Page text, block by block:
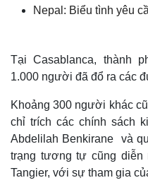
Nepal: Biểu tình yêu
Tại Casablanca, thành
1.000 người đã đổ ra các
Khoảng 300 người khác
chỉ trích các chính sách
Abdelilah Benkirane và
trạng tương tự cũng diễn
Tangier, với sự tham gia